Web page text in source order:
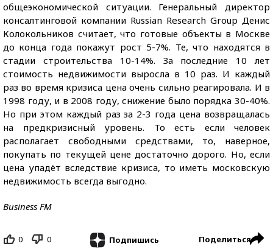
общеэкономической ситуации. Генеральный директор
консалтинговой компании Russian Research Group Денис
Колокольников считает, что готовые объекты в Москве
до конца года покажут рост 5-7%. Те, что находятся в
стадии строительства 10-14%. За последние 10 лет
стоимость недвижимости выросла в 10 раз. И каждый
раз во время кризиса цена очень сильно реагировала. И в
1998 году, и в 2008 году, снижение было порядка 30-40%.
Но при этом каждый раз за 2-3 года цена возвращалась
на предкризисный уровень. То есть если человек
располагает свободными средствами, то, наверное,
покупать по текущей цене достаточно дорого. Но, если
цена упадёт вследствие кризиса, то иметь московскую
недвижимость всегда выгодно.
Business FM
0 0 Подпишись Поделиться